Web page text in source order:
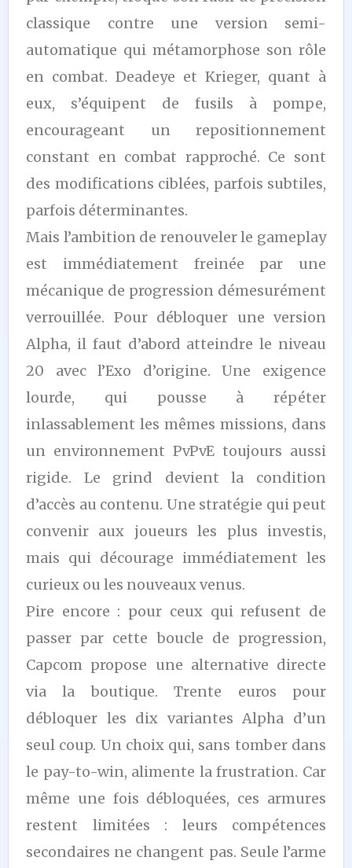
classique contre une version semi-
automatique qui métamorphose son rôle
en combat. Deadeye et Krieger, quant à
eux, s’équipent de fusils à pompe,
encourageant un repositionnement
constant en combat rapproché. Ce sont
des modifications ciblées, parfois subtiles,
parfois déterminantes.
Mais l’ambition de renouveler le gameplay
est immédiatement freinée par une
mécanique de progression démesurément
verrouillée. Pour débloquer une version
Alpha, il faut d’abord atteindre le niveau
20 avec l’Exo d’origine. Une exigence
lourde, qui pousse à répéter
inlassablement les mêmes missions, dans
un environnement PvPvE toujours aussi
rigide. Le grind devient la condition
d’accès au contenu. Une stratégie qui peut
convenir aux joueurs les plus investis,
mais qui décourage immédiatement les
curieux ou les nouveaux venus.
Pire encore : pour ceux qui refusent de
passer par cette boucle de progression,
Capcom propose une alternative directe
via la boutique. Trente euros pour
débloquer les dix variantes Alpha d’un
seul coup. Un choix qui, sans tomber dans
le pay-to-win, alimente la frustration. Car
même une fois débloquées, ces armures
restent limitées : leurs compétences
secondaires ne changent pas. Seule l’arme